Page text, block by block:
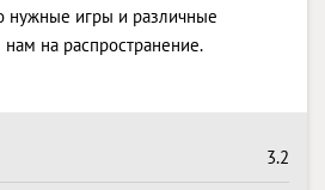
нужные игры и различные
на распространение.
3.2